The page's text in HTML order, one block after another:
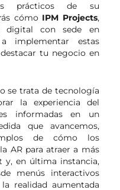
prácticos de su
cómo IPM Projects,
digital con sede en
implementar estas
tu negocio en
se trata de tecnología
la experiencia del
informadas en un
que avancemos,
de cómo los
AR para atraer a más
y, en última instancia,
menús interactivos
realidad aumentada